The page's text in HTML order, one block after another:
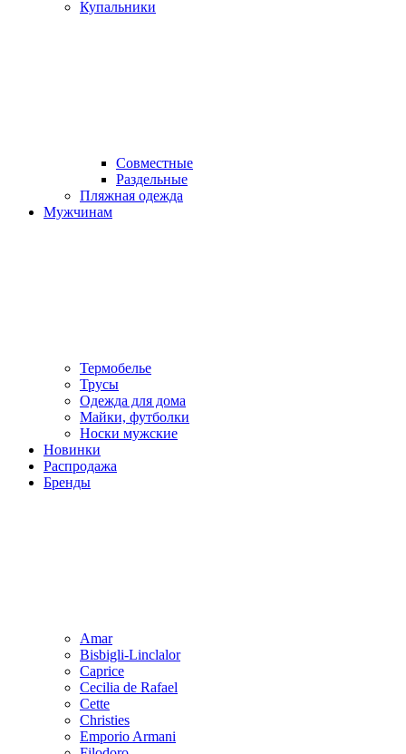
Купальники
Совместные
Раздельные
Пляжная одежда
Мужчинам
Термобелье
Трусы
Одежда для дома
Майки, футболки
Носки мужские
Новинки
Распродажа
Бренды
Amar
Bisbigli-Linclalor
Caprice
Cecilia de Rafael
Cette
Christies
Emporio Armani